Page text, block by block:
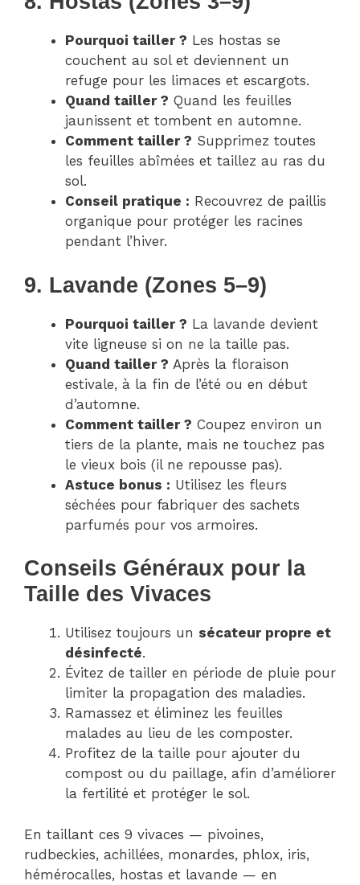
Pourquoi tailler ? Les hostas se
couchent au sol et deviennent un
refuge pour les limaces et escargots.
Quand tailler ? Quand les feuilles
jaunissent et tombent en automne.
Comment tailler ? Supprimez toutes
les feuilles abîmées et taillez au ras du
sol.
Conseil pratique : Recouvrez de paillis
organique pour protéger les racines
pendant l’hiver.
9. Lavande (Zones 5–9)
Pourquoi tailler ? La lavande devient
vite ligneuse si on ne la taille pas.
Quand tailler ? Après la floraison
estivale, à la fin de l’été ou en début
d’automne.
Comment tailler ? Coupez environ un
tiers de la plante, mais ne touchez pas
le vieux bois (il ne repousse pas).
Astuce bonus : Utilisez les fleurs
séchées pour fabriquer des sachets
parfumés pour vos armoires.
Conseils Généraux pour la
Taille des Vivaces
Utilisez toujours un sécateur propre et
désinfecté.
Évitez de tailler en période de pluie pour
limiter la propagation des maladies.
Ramassez et éliminez les feuilles
malades au lieu de les composter.
Profitez de la taille pour ajouter du
compost ou du paillage, afin d’améliorer
la fertilité et protéger le sol.
En taillant ces 9 vivaces — pivoines,
rudbeckies, achillées, monardes, phlox, iris,
hémérocalles, hostas et lavande — en